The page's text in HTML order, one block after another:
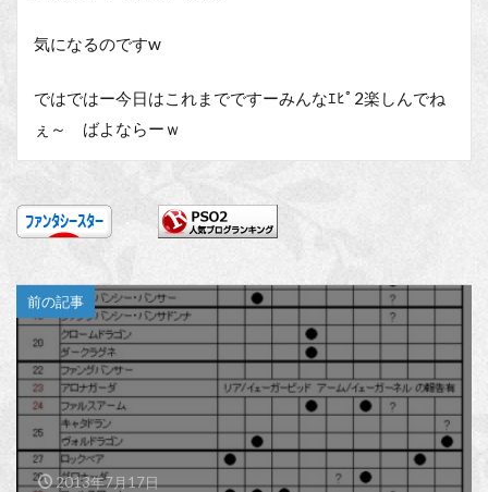
気になるのですw
ではではー今日はこれまでですーみんなｴﾋﾟ2楽しんでね
ぇ～ ばよならーｗ
前の記事
2013年7月17日